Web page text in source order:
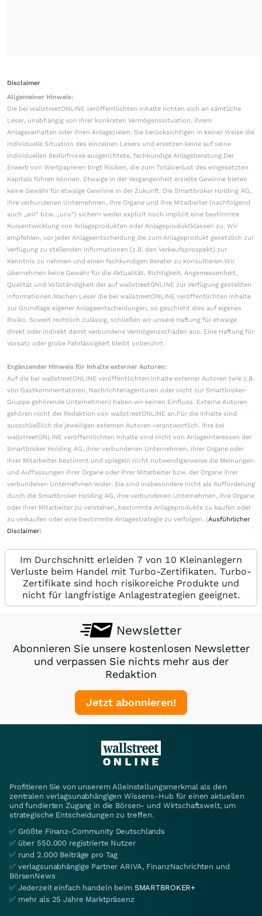
Disclaimer
Allgemeiner Hinweis:
Die bei wallstreetONLINE veröffentlichten Inhalte richten sich an sämtliche
Leser, unabhängig von ihrer konkreten Vermögenssituation, ihrem
Anlageverhalten oder ihren Anlagezielen. Sie berücksichtigen in keiner Weise die
individuelle Situation des einzelnen Lesers und ersetzen keine auf seine
individuellen Bedürfnisse ausgerichtete, fachkundige Anlageberatung.Der
Erwerb von Wertpapieren birgt Risiken, die zum Totalverlust des eingesetzten
Kapitals führen können. Etwaige in der Vergangenheit erzielte Gewinne bieten
keine Gewähr für etwaige Gewinne in der Zukunft. Die Smartbroker Holding AG,
ihre verbundenen Unternehmen, ihre Organe und ihre Mitarbeiter (nachfolgend
auch „wir“ bzw. „uns“) sichern weder explizit noch implizit eine bestimmte
Kursentwicklung von Anlageprodukten oder Anlageproduktklassen zu. Wir
empfehlen, vor jeder Anlageentscheidung die zum Anlageprodukt gesetzlich zur
Verfügung zu stellenden Informationen (z.B. den Verkaufsprospekt) zur
Kenntnis zu nehmen und einen fachkundigen Berater zu konsultieren.Wir
übernehmen keine Gewähr für die Aktualität, Richtigkeit, Angemessenheit,
Qualität und Vollständigkeit der auf wallstreetONLINE zur Verfügung gestellten
Informationen.Machen Leser die bei wallstreetONLINE veröffentlichten Inhalte
zur Grundlage eigener Anlageentscheidungen, so geschieht dies auf eigenes
Risiko. Soweit rechtlich zulässig, schließen wir unsere Haftung für etwaige
direkt oder indirekt damit verbundene Vermögensschäden aus. Eine Haftung für
Vorsatz oder grobe Fahrlässigkeit bleibt unberührt.
Ergänzender Hinweis für Inhalte externer Autoren:
Auf die bei wallstreetONLINE veröffentlichten Inhalte externer Autoren (wie z.B.
von Gastkommentatoren, Nachrichtenagenturen oder nicht zur Smartbroker-
Gruppe gehörende Unternehmen) haben wir keinen Einfluss. Externe Autoren
gehören nicht der Redaktion von wallstreetONLINE an.Für die Inhalte sind
ausschließlich die jeweiligen externen Autoren verantwortlich. Ihre bei
wallstreetONLINE veröffentlichten Inhalte sind nicht von Anlageinteressen der
Smartbroker Holding AG, ihrer verbundenen Unternehmen, ihrer Organe oder
ihrer Mitarbeiter bestimmt und spiegeln nicht notwendigerweise die Meinungen
und Auffassungen ihrer Organe oder ihrer Mitarbeiter bzw. der Organe ihrer
verbundenen Unternehmen wider. Sie sind insbesondere nicht als Aufforderung
durch die Smartbroker Holding AG, ihre verbundenen Unternehmen, ihre Organe
oder ihrer Mitarbeiter zu verstehen, bestimmte Anlageprodukte zu kaufen oder
zu verkaufen oder eine bestimmte Anlagestrategie zu verfolgen. (Ausführlicher
Disclaimer)
Im Durchschnitt erleiden 7 von 10 Kleinanlegern
Verluste beim Handel mit Turbo-Zertifikaten. Turbo-
Zertifikate sind hoch risikoreiche Produkte und
nicht für langfristige Anlagestrategien geeignet.
Newsletter
Abonnieren Sie unsere kostenlosen Newsletter
und verpassen Sie nichts mehr aus der
Redaktion
Jetzt abonnieren!
Profitieren Sie von unserem Alleinstellungsmerkmal als den
zentralen verlagsunabhängigen Wissens-Hub für einen aktuellen
und fundierten Zugang in die Börsen- und Wirtschaftswelt, um
strategische Entscheidungen zu treffen.
✅ Größte Finanz-Community Deutschlands
✅ über 550.000 registrierte Nutzer
✅ rund 2.000 Beiträge pro Tag
✅ verlagsunabhängige Partner ARIVA, FinanzNachrichten und
BörsenNews
✅ Jederzeit einfach handeln beim SMARTBROKER+
✅ mehr als 25 Jahre Marktpräsenz